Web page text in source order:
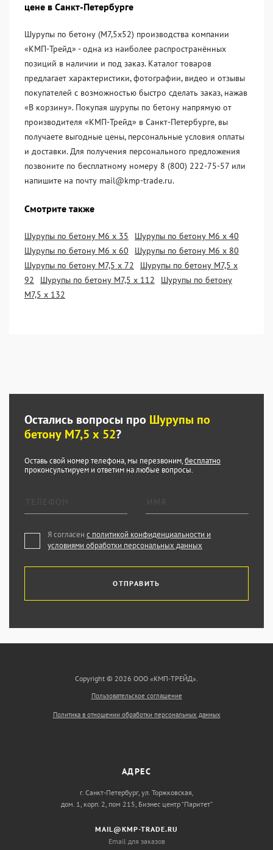
цене в Санкт-Петербурге
Шурупы по бетону (М7,5х52) производства компании
«KМП-Трейд» - одна из наиболее распространённых
позиций в наличии и под заказ. Каталог товаров
предлагает характеристики, фотографии, видео и отзывы
покупателей с возможностью быстро сделать заказ, нажав
«В корзину». Покупая шурупы по бетону напрямую от
производителя «KМП-Трейд» в Санкт-Петербурге, вы
получаете выгодные цены, персональные условия оплаты
и доставки. Для получения персонального предложения
позвоните по бесплатному номеру 8 (800) 222-75-57 или
напишите на почту mail@kmp-trade.ru.
Смотрите также
Шурупы по бетону М6 х 35
Шурупы по бетону М6 х 40
Шурупы по бетону М6 х 60
Шурупы по бетону М6 х 80
Шурупы по бетону М7,5 х 72
Шурупы по бетону М7,5 х
92
Шурупы по бетону М7,5 х 112
Шурупы по бетону
М7,5 х 132
Остались вопросы про Шурупы по
бетону М7,5 х 52?
Оставь свой номер телефона, мы перезвоним,бесплатно
проконсультируем и ответим на любые вопросы.
Я согласен с политикой конфиденциальности и
условиями обработки персональных данных
ОТПРАВИТЬ
Copyright © 2026 ООО «КМП-ТРЕЙД».
Пользовательское соглашение
Политика в отношении обработки персональных данных
АДРЕС
г. Санкт-Петербург, ул. Торжковская,
дом. 1, корп. 2, пом 215, Бизнес центр “Паритет”
MAIL@KMP-TRADE.RU
Email для заказов